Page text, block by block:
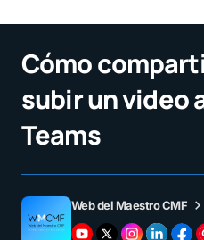
Cómo
subir un video
Teams
Web del Maestro CMF